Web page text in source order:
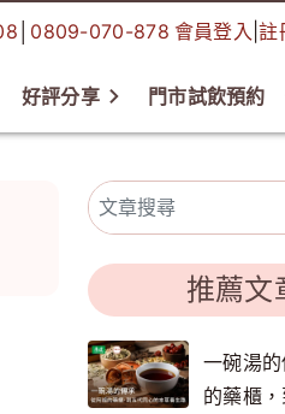
0809-070-878 會員登入 |註
好評分享 門市試飲預約
推薦文
一碗湯
的藥櫃